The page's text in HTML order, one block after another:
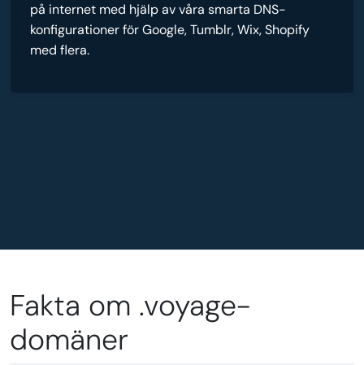
på internet med hjälp av våra smarta DNS-
konfigurationer för Google, Tumblr, Wix, Shopify
med flera.
Fakta om .voyage-
domäner